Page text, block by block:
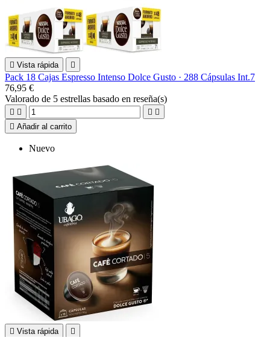
 Vista rápida 
Pack 18 Cajas Espresso Intenso Dolce Gusto · 288 Cápsulas Int.7
76,95 €
Valorado de 5 estrellas basado en reseña(s)
   
 Añadir al carrito
Nuevo
 Vista rápida 